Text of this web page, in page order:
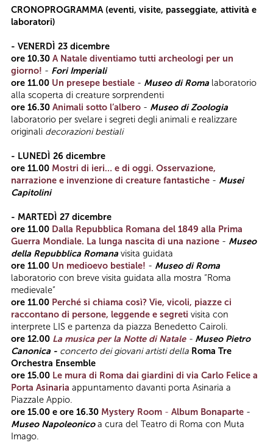
CRONOPROGRAMMA (eventi, visite, passeggiate, attività e
laboratori)
- VENERDÌ 23 dicembre
ore 10.30 A Natale diventiamo tutti archeologi per un
giorno! - Fori Imperiali
ore 11.00 Un presepe bestiale - Museo di Roma laboratorio
alla scoperta di creature sorprendenti
ore 16.30 Animali sotto l’albero - Museo di Zoologia
laboratorio per svelare i segreti degli animali e realizzare
originali decorazioni bestiali
- LUNEDÌ 26 dicembre
ore 11.00 Mostri di ieri… e di oggi. Osservazione,
narrazione e invenzione di creature fantastiche - Musei
Capitolini
- MARTEDÌ 27 dicembre
ore 11.00 Dalla Repubblica Romana del 1849 alla Prima
Guerra Mondiale. La lunga nascita di una nazione - Museo
della Repubblica Romana visita guidata
ore 11.00 Un medioevo bestiale! - Museo di Roma
laboratorio con breve visita guidata alla mostra “Roma
medievale”
ore 11.00 Perché si chiama così? Vie, vicoli, piazze ci
raccontano di persone, leggende e segreti visita con
interprete LIS e partenza da piazza Benedetto Cairoli.
ore 12.00 La musica per la Notte di Natale- Museo Pietro
Canonica - concerto dei giovani artisti della Roma Tre
Orchestra Ensemble
ore 15.00 Le mura di Roma dai giardini di via Carlo Felice a
Porta Asinaria appuntamento davanti porta Asinaria a
Piazzale Appio.
ore 15.00 e ore 16.30 Mystery Room - Album Bonaparte -
Museo Napoleonicoa cura del Teatro di Roma con Muta
Imago.